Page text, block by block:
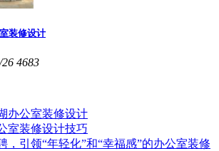
装修设计
26 4683
办公室装修设计
室装修设计技巧
，引领“年轻化”和“幸福感”的办公室装修